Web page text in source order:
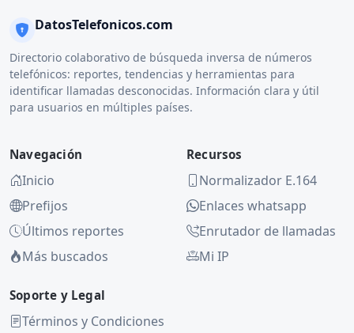
DatosTelefonicos.com
Directorio colaborativo de búsqueda inversa de números
telefónicos: reportes, tendencias y herramientas para
identificar llamadas desconocidas. Información clara y útil
para usuarios en múltiples países.
Navegación
Inicio
Prefijos
Últimos reportes
Más buscados
Recursos
Normalizador E.164
Enlaces whatsapp
Enrutador de llamadas
Mi IP
Soporte y Legal
Términos y Condiciones